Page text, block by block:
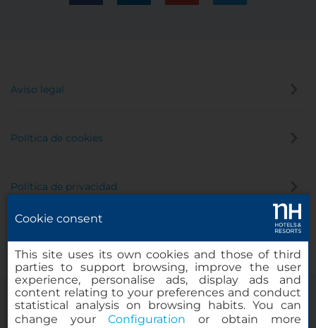
Aviso legal
Política de cookies
Política de privacidad
Cookie consent
This site uses its own cookies and those of third
parties to support browsing, improve the user
experience, personalise ads, display ads and
content relating to your preferences and conduct
statistical analysis on browsing habits. You can
change yourConfiguration or obtain more